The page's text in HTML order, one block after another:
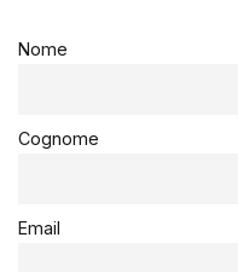
Nome
Cognome
Email